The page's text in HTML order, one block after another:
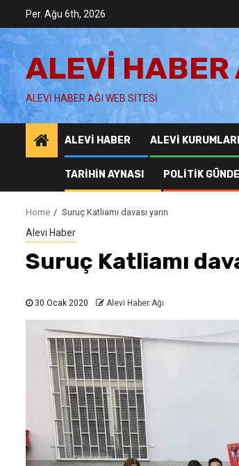
content
Per. Ağu 6th, 2026
ALEVI HABER
ALEVI HABER AĞI WEB SITESI
ALEVI HABER ALEVI KURUMLARI
TARIHIN AYNASI POLITIK
Home Suruç Katliamı davası yarın
Alevi Haber
Suruç Katliamı
30 Ocak 2020 Alevi Haber Ağı